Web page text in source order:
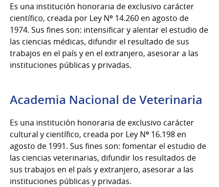
Es una institución honoraria de exclusivo carácter
científico, creada por Ley Nº 14.260 en agosto de
1974. Sus fines son: intensificar y alentar el estudio de
las ciencias médicas, difundir el resultado de sus
trabajos en el país y en el extranjero, asesorar a las
instituciones públicas y privadas.
Academia Nacional de Veterinaria
Es una institución honoraria de exclusivo carácter
cultural y científico, creada por Ley Nº 16.198 en
agosto de 1991. Sus fines son: fomentar el estudio de
las ciencias veterinarias, difundir los resultados de
sus trabajos en el país y extranjero, asesorar a las
instituciones públicas y privadas.